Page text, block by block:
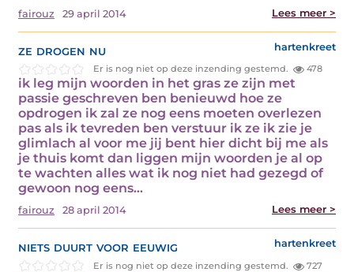
fairouz 29 april 2014 Lees meer >
ze drogen nu hartenkreet
Er is nog niet op deze inzending gestemd. 478
ik leg mijn woorden in het gras ze zijn met
passie geschreven ben benieuwd hoe ze
opdrogen ik zal ze nog eens moeten overlezen
pas als ik tevreden ben verstuur ik ze ik zie je
glimlach al voor me jij bent hier dicht bij me als
je thuis komt dan liggen mijn woorden je al op
te wachten alles wat ik nog niet had gezegd of
gewoon nog eens…
fairouz 28 april 2014 Lees meer >
niets duurt voor eeuwig hartenkreet
Er is nog niet op deze inzending gestemd. 727